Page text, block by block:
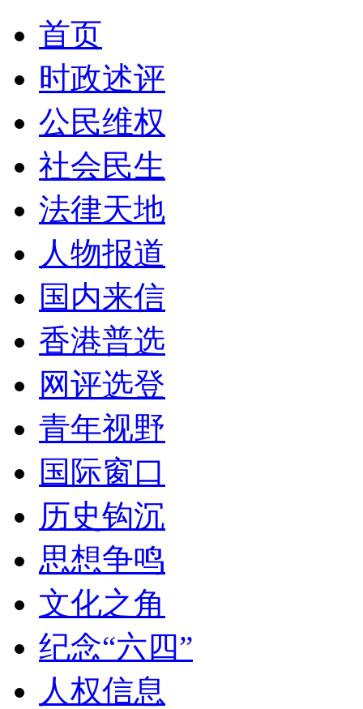
首页
时政述评
公民维权
社会民生
法律天地
人物报道
国内来信
香港普选
网评选登
青年视野
国际窗口
历史钩沉
思想争鸣
文化之角
纪念“六四”
人权信息